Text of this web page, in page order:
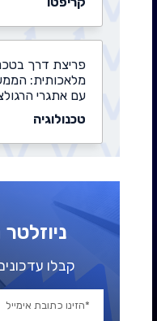
פריצת דרך
מלאכותית:
עם אתגרי
טכנולוגיה
נדל"ן יוקרה,
צריך למכור נכסים
קריפטו
משרד החקלאות
קבלו